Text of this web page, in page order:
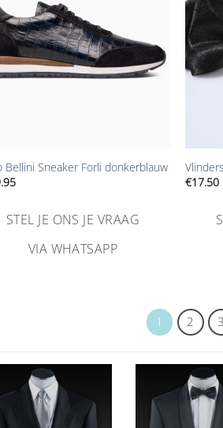
Bellini Sneaker Forli donkerblauw
STEL JE ONS JE VRAAG
VIA WHATSAPP
€17.50
1 2 3